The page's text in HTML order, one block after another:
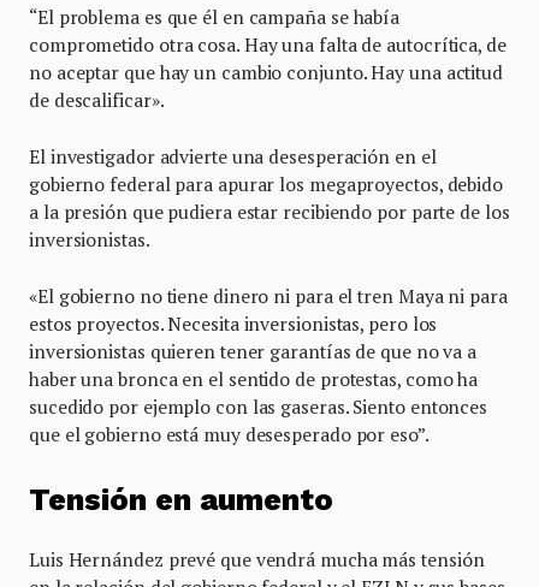
“El problema es que él en campaña se había
comprometido otra cosa. Hay una falta de autocrítica, de
no aceptar que hay un cambio conjunto. Hay una actitud
de descalificar».
El investigador advierte una desesperación en el
gobierno federal para apurar los megaproyectos, debido
a la presión que pudiera estar recibiendo por parte de los
inversionistas.
«El gobierno no tiene dinero ni para el tren Maya ni para
estos proyectos. Necesita inversionistas, pero los
inversionistas quieren tener garantías de que no va a
haber una bronca en el sentido de protestas, como ha
sucedido por ejemplo con las gaseras. Siento entonces
que el gobierno está muy desesperado por eso”.
Tensión en aumento
Luis Hernández prevé que vendrá mucha más tensión